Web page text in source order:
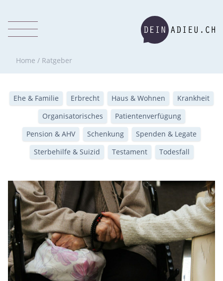
Home / Ratgeber
Ehe & Familie Erbrecht Haus & Wohnen
Krankheit
Organisatorisches
Patientenverfügung
Pension & AHV
Schenkung
Spenden & Legate
Sterbehilfe & Suizid
Testament Todesfall